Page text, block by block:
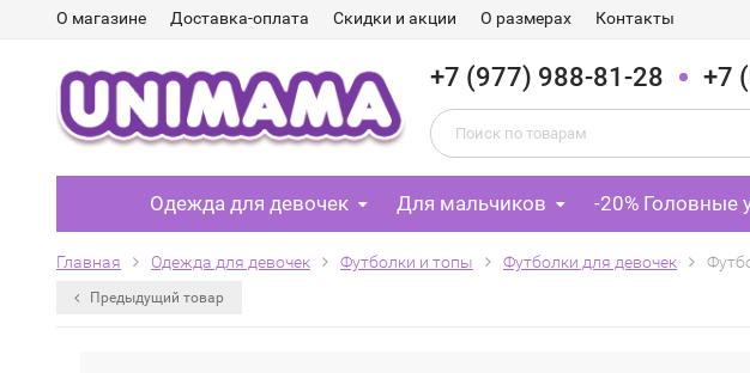
О магазине Доставка-оплата Скидки и акции О размерах Контакты
+7 (977) 988-81-28 +7
Одежда для девочек Для мальчиков -20% Головные
Главная Одежда для девочек Футболки и топы Футболки для девочек
Предыдущий товар